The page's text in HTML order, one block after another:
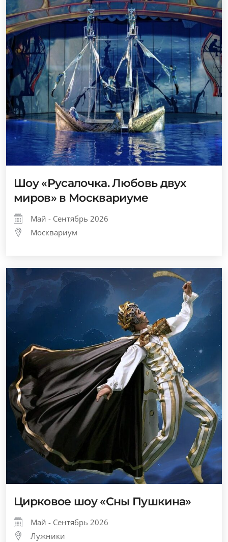
Шоу «Русалочка. Любовь двух
миров» в Москвариуме
Май - Сентябрь 2026
Москвариум
Цирковое шоу «Сны Пушкина»
Май - Сентябрь 2026
Лужники